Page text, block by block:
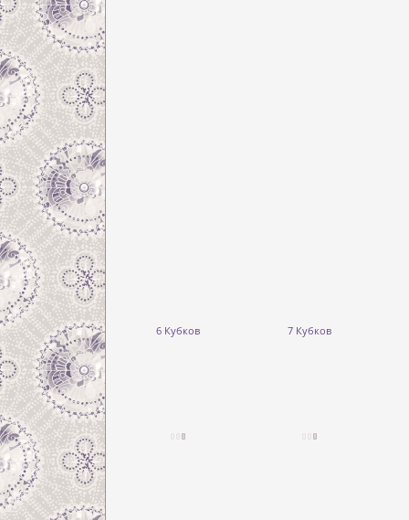
6 Кубков 7 Кубков